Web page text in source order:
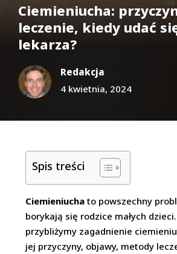
Ciemieniucha:
leczenie, kiedy udać
lekarza?
Redakcja
4 kwietnia, 2024
Spis treści
Ciemieniucha to powszechny
borykają się rodzice małych
przybliżymy zagadnienie
jej przyczyny, objawy, metody